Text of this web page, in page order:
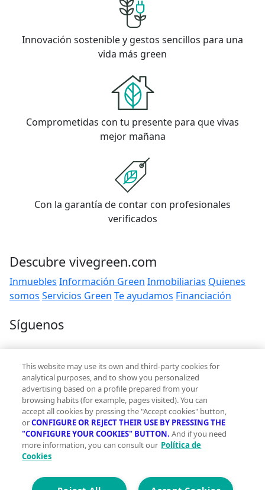
Innovación sostenible y gestos sencillos para una
vida más green
Comprometidas con tu presente para que vivas
mejor mañana
Con la garantía de contar con profesionales
verificados
Descubre vivegreen.com
Inmuebles Información Green Inmobiliarias Quienes
somos Servicios Green Te ayudamos Financiación
Síguenos
Contacto
hola@vivegreen.com
Aviso Legal
Condiciones de uso
Politica de privacidad
This website may use its own and third-party cookies for
analytical purposes, and to show you personalized
advertising based on a profile prepared from your
browsing habits (for example, pages visited). You can
accept all cookies by pressing the "Accept cookies" button,
orCONFIGURE OR REJECT THEIR USE BY PRESSING THE
"CONFIGURE YOUR COOKIES" BUTTON. And if you need
more information, you can consult our Política de
Cookies